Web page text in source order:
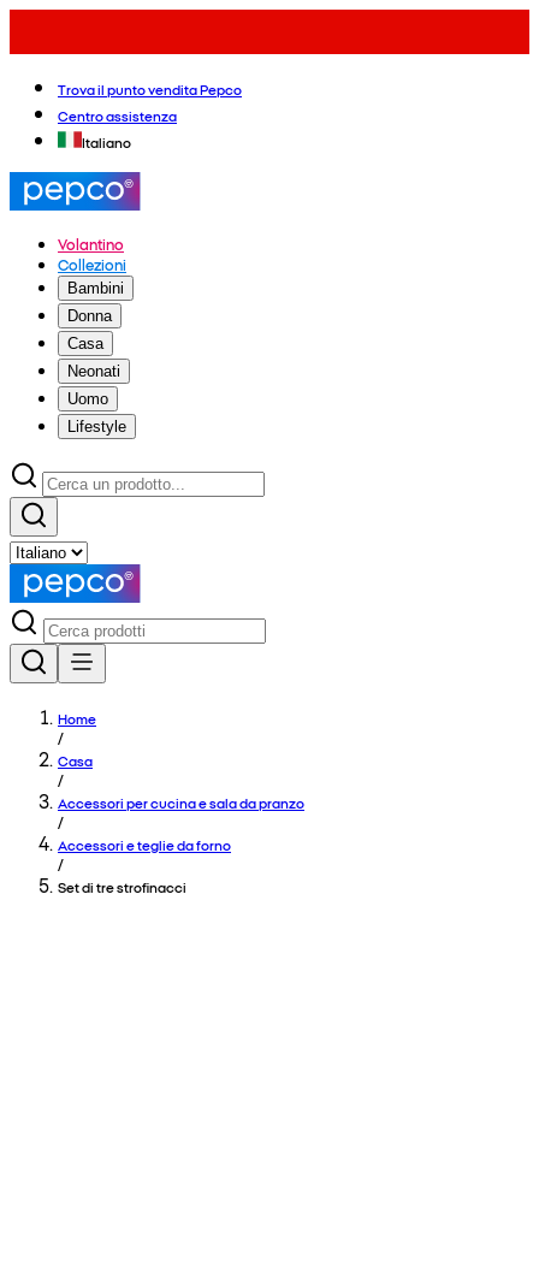
Trova il punto vendita Pepco
Centro assistenza
Italiano
Volantino
Collezioni
Bambini
Donna
Casa
Neonati
Uomo
Lifestyle
Home
/
Casa
/
Accessori per cucina e sala da pranzo
/
Accessori e teglie da forno
/
Set di tre strofinacci